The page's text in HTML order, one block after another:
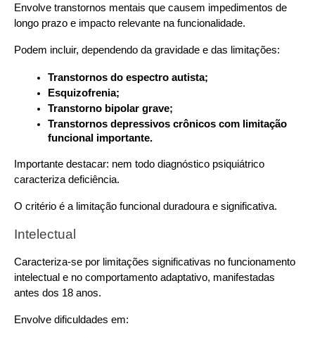
Envolve transtornos mentais que causem impedimentos de
longo prazo e impacto relevante na funcionalidade.
Podem incluir, dependendo da gravidade e das limitações:
Transtornos do espectro autista;
Esquizofrenia;
Transtorno bipolar grave;
Transtornos depressivos crônicos com limitação
funcional importante.
Importante destacar: nem todo diagnóstico psiquiátrico
caracteriza deficiência.
O critério é a limitação funcional duradoura e significativa.
Intelectual
Caracteriza-se por limitações significativas no funcionamento
intelectual e no comportamento adaptativo, manifestadas
antes dos 18 anos.
Envolve dificuldades em: